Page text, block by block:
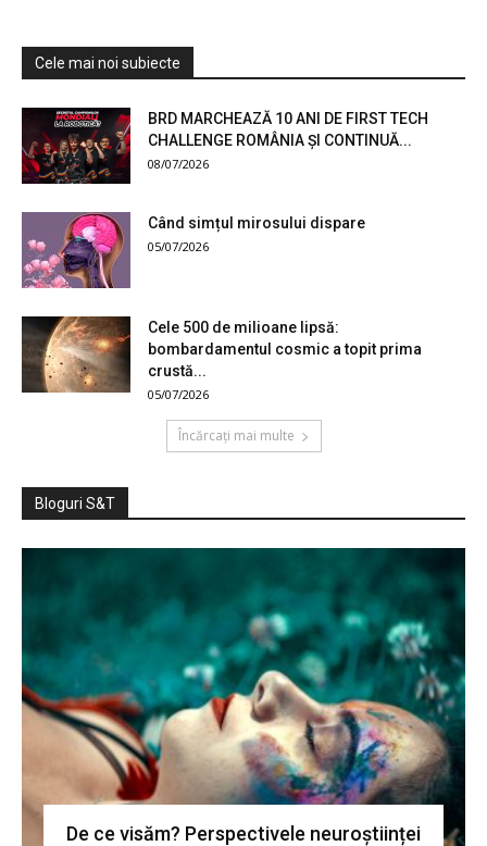
Cele mai noi subiecte
BRD MARCHEAZĂ 10 ANI DE FIRST TECH
CHALLENGE ROMÂNIA ȘI CONTINUĂ...
08/07/2026
Când simțul mirosului dispare
05/07/2026
Cele 500 de milioane lipsă:
bombardamentul cosmic a topit prima
crustă...
05/07/2026
Încărcați mai multe
Bloguri S&T
De ce visăm? Perspectivele neuroștiinței